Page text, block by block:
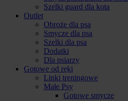
Szelki guard dla kota
Outlet
Obroże dla psa
Smycze dla psa
Szelki dla psa
Dodatki
Dla psiarzy
Gotowe od ręki
Linki treningowe
Małe Psy
Gotowe smycze